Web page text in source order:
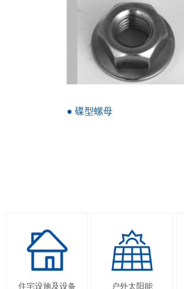
● 碟型螺母
住宅设施及设备 户外太阳能